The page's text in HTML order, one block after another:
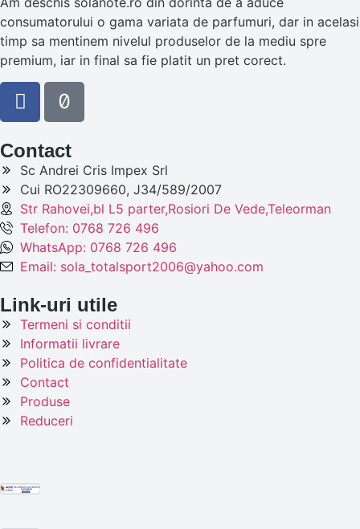
consumatorului o gama variata de parfumuri, dar in acelasi
timp sa mentinem nivelul produselor de la mediu spre
premium, iar in final sa fie platit un pret corect.
Contact
Sc Andrei Cris Impex Srl
Cui RO22309660, J34/589/2007
Str Rahovei,bl L5 parter,Rosiori De Vede,Teleorman
Telefon: 0768 726 496
WhatsApp: 0768 726 496
Email: sola_totalsport2006@yahoo.com
Link-uri utile
Termeni si conditii
Informatii livrare
Politica de confidentialitate
Contact
Produse
Reduceri